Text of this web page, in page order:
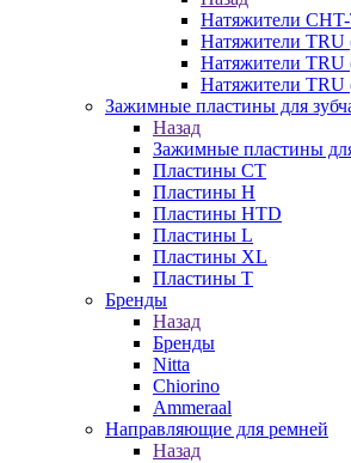
Натяжители
Натяжители
Натяжители TRU
Натяжители TRU
Зажимные пластины для
Назад
Зажимные пластины
Пластины CT
Пластины H
Пластины HTD
Пластины L
Пластины XL
Пластины T
Бренды
Назад
Бренды
Nitta
Chiorino
Ammeraal
Направляющие для ремней
Назад